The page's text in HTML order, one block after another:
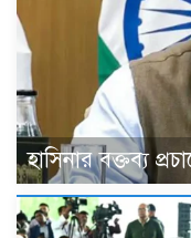
হাসিনার বক্তব্য